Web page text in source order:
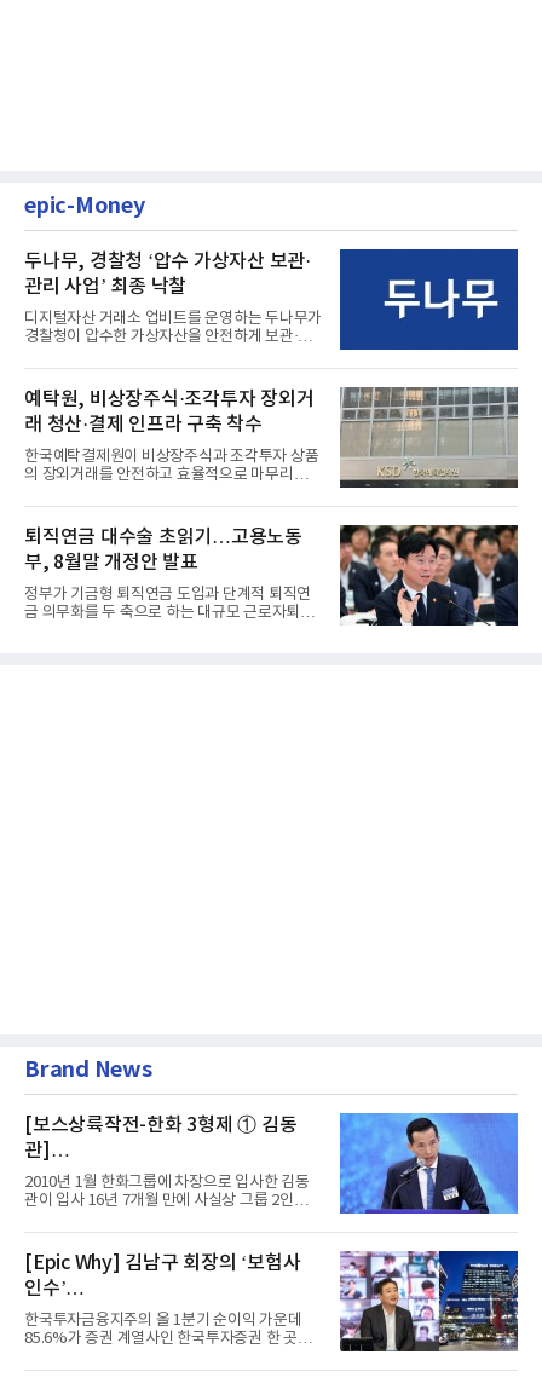
epic-Money
두나무, 경찰청 ‘압수 가상자산 보관·
관리 사업’ 최종 낙찰
디지털자산 거래소 업비트를 운영하는 두나무가
경찰청이 압수한 가상자산을 안전하게 보관·관
예탁원, 비상장주식·조각투자 장외거
래 청산·결제 인프라 구축 착수
한국예탁결제원이 비상장주식과 조각투자 상품
의 장외거래를 안전하고 효율적으로 마무리하기
퇴직연금 대수술 초읽기…고용노동
부, 8월말 개정안 발표
정부가 기금형 퇴직연금 도입과 단계적 퇴직연
금 의무화를 두 축으로 하는 대규모 근로자퇴직
Brand News
[보스상륙작전-한화 3형제 ① 김동
관]
입사 16년 만에 수석부회장 … 경영승
계 ‘초읽기’
2010년 1월 한화그룹에 차장으로 입사한 김동
관이 입사 16년 7개월 만에 사실상 그룹 2인자
[Epic Why] 김남구 회장의 ‘보험사
인수’
발걸음이 신중해진 배경은?
한국투자금융지주의 올 1분기 순이익 가운데
85.6%가 증권 계열사인 한국투자증권 한 곳에